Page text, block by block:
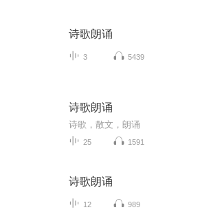
诗歌朗诵
3 5439
诗歌朗诵
诗歌，散文，朗诵
25 1591
诗歌朗诵
12 989